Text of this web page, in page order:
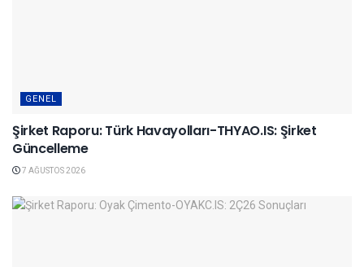
GENEL
Şirket Raporu: Türk Havayolları-THYAO.IS: Şirket
Güncelleme
7 AĞUSTOS 2026